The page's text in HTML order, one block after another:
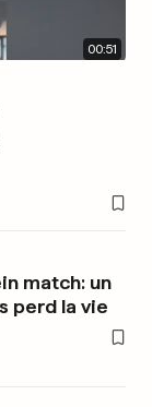
00:51
match: un
perd la vie